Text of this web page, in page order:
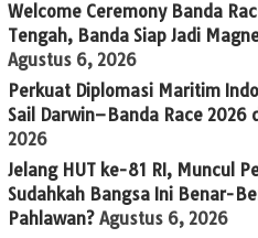
Welcome Ceremony Banda
Tengah, Banda Siap Jadi
Agustus 6, 2026
Perkuat Diplomasi Maritim
Sail Darwin–Banda Race 2026
2026
Jelang HUT ke-81 RI, Muncul
Sudahkah Bangsa Ini Benar-
Pahlawan? Agustus 6, 2026